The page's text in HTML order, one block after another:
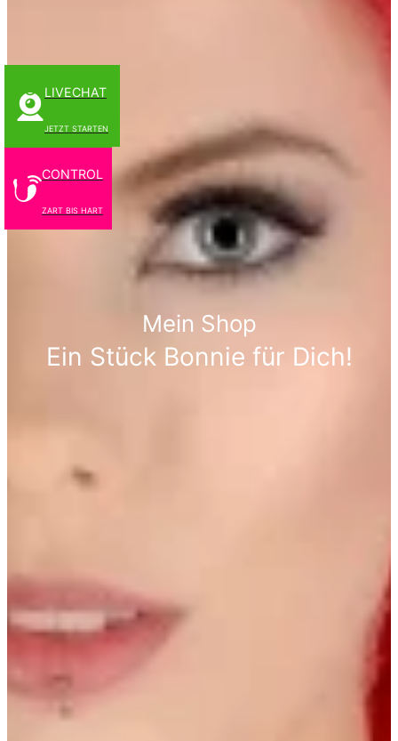
Mein Shop
Ein Stück Bonnie für Dich!
LIVECHAT
JETZT STARTEN
CONTROL
ZART BIS HART